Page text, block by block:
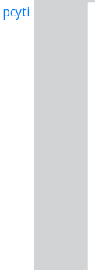
pcyti